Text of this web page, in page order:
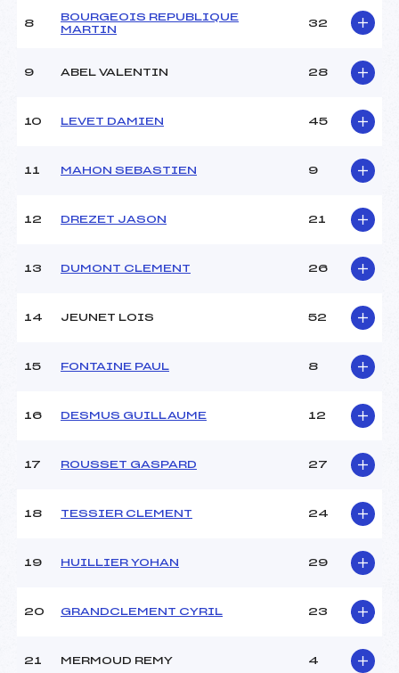
8
BOURGEOIS REPUBLIQUE
MARTIN
32
9 ABEL VALENTIN 28
10 LEVET DAMIEN 45
11 MAHON SEBASTIEN 9
12 DREZET JASON 21
13 DUMONT CLEMENT 26
14 JEUNET LOIS 52
15 FONTAINE PAUL 8
16 DESMUS GUILLAUME 12
17 ROUSSET GASPARD 27
18 TESSIER CLEMENT 24
19 HUILLIER YOHAN 29
20 GRANDCLEMENT CYRIL 23
21 MERMOUD REMY 4